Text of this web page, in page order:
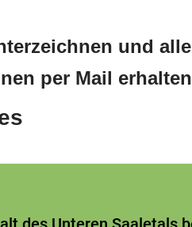
und alle
per Mail erhalten